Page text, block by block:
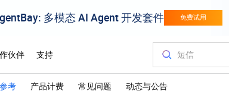
考 产品计费 常见问题 动态与公告